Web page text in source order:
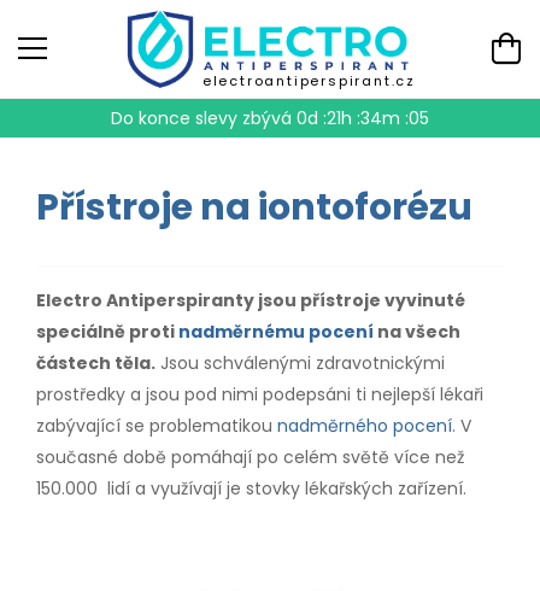
electroantiperspirant.cz
Do konce slevy zbývá 0d :21h :34m :04
Přístroje na iontoforézu
Electro Antiperspiranty jsou přístroje vyvinuté
speciálně proti nadměrnému pocení na všech
částech těla. Jsou schválenými zdravotnickými
prostředky a jsou pod nimi podepsáni ti nejlepší lékaři
zabývající se problematikou nadměrného pocení. V
současné době pomáhají po celém světě více než
150.000 lidí a využívají je stovky lékařských zařízení.